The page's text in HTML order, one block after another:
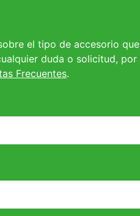
el tipo de accesorio que
duda o solicitud, por
Frecuentes.